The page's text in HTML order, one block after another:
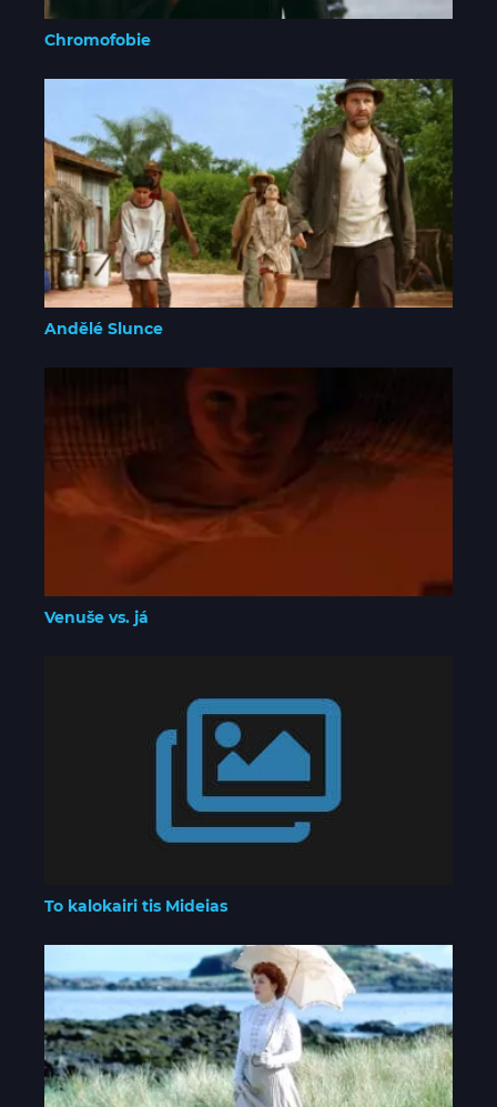
Chromofobie
Andělé Slunce
Venuše vs. já
To kalokairi tis Mideias